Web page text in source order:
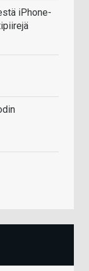
iPhone-